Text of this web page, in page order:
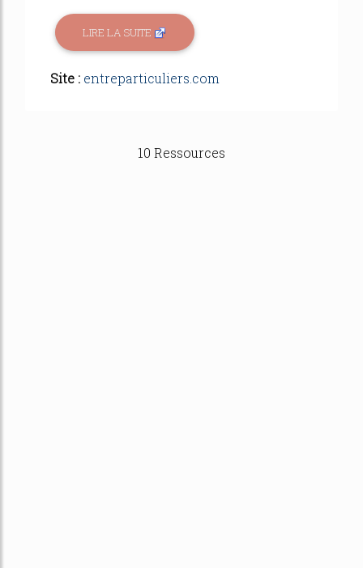
LIRE LA SUITE
Site : entreparticuliers.com
10 Ressources